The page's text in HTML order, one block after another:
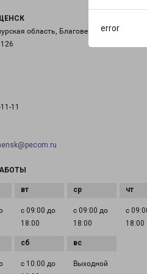
error
область, Благовещенск, улица
11
с 09:00 до
18:00
с 09:00 до
18:00
с
18:00
с 10:00 до
Выходной